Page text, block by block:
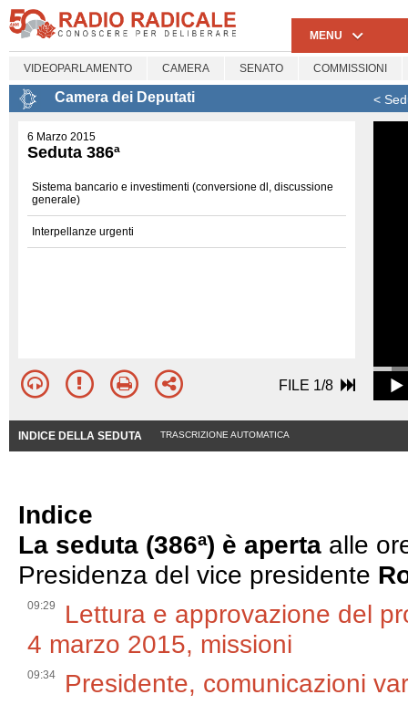
MENU
VIDEOPARLAMENTO CAMERA SENATO COMMISSIONI
Camera dei Deputati <
6 Marzo 2015
Seduta 386ª
Sistema bancario e investimenti (conversione dl, discussione
generale)
Interpellanze urgenti
FILE 1/8
INDICE DELLA SEDUTA TRASCRIZIONE AUTOMATICA
Indice
La seduta (386ª) è aperta alle
Presidenza del vice presidente
09:29
Lettura e approvazione del
4 marzo 2015, missioni
09:34 Presidente, comunicazioni